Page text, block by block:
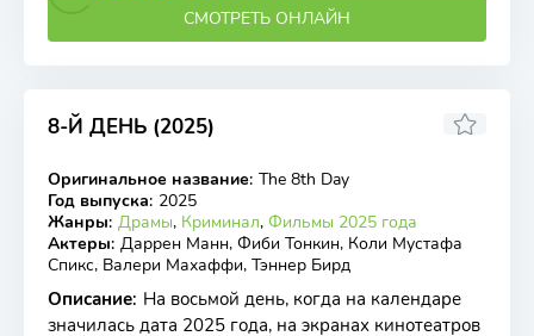
СМОТРЕТЬ ОНЛАЙН
8-Й ДЕНЬ (2025)
WEBRip
4.9
Оригинальное название: The 8th Day
Год выпуска: 2025
Жанры: Драмы, Криминал, Фильмы 2025 года
Актеры: Даррен Манн, Фиби Тонкин, Коли Мустафа
Спикс, Валери Махаффи, Тэннер Бирд
Описание: На восьмой день, когда на календаре
значилась дата 2025 года, на экранах кинотеатров